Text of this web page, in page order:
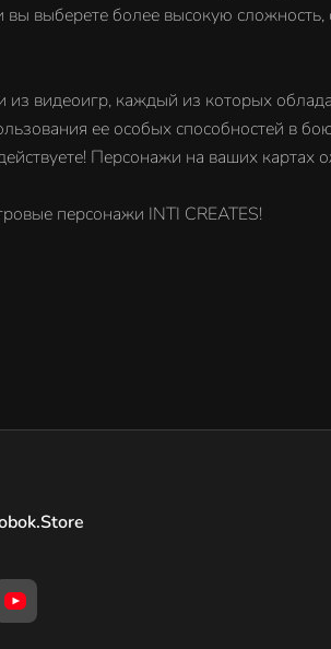
выберете более высокую
видеоигр, каждый из которых
ее особых способностей в
Персонажи на ваших картах
персонажи INTI CREATES!